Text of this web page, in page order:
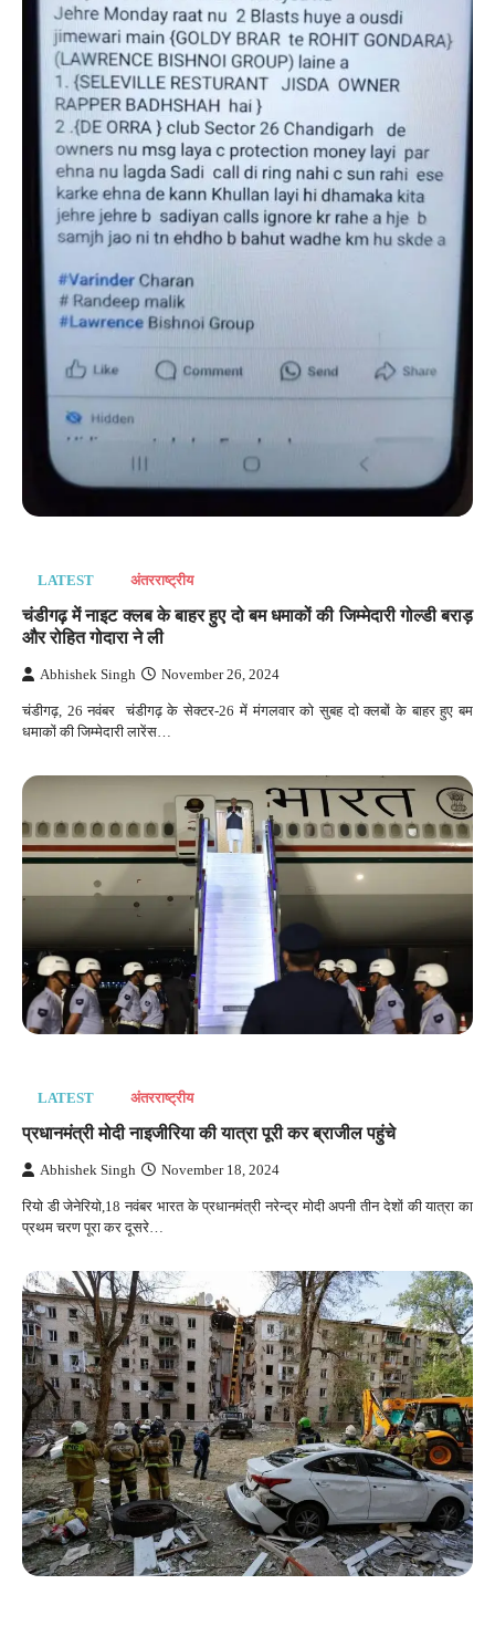
LATEST अंतरराष्‍ट्रीय
चंडीगढ़ में नाइट क्लब के बाहर हुए दो बम धमाकों की जिम्मेदारी गोल्डी बराड़
और रोहित गोदारा ने ली
Abhishek Singh November 26, 2024
चंडीगढ़, 26 नवंबर चंडीगढ़ के सेक्टर-26 में मंगलवार को सुबह दो क्लबों के बाहर हुए बम
धमाकों की जिम्मेदारी लारेंस…
LATEST अंतरराष्‍ट्रीय
प्रधानमंत्री मोदी नाइजीरिया की यात्रा पूरी कर ब्राजील पहुंचे
Abhishek Singh November 18, 2024
रियो डी जेनेरियो,18 नवंबर भारत के प्रधानमंत्री नरेन्द्र मोदी अपनी तीन देशों की यात्रा का
प्रथम चरण पूरा कर दूसरे…